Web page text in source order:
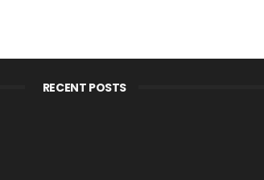
RECENT POSTS